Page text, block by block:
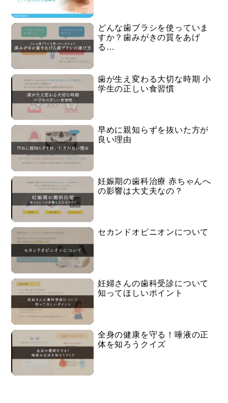
どんな歯ブラシを使っていま
すか？歯みがきの質をあげ
る…
歯が生え変わる大切な時期 小
学生の正しい食習慣
早めに親知らずを抜いた方が
良い理由
妊娠期の歯科治療 赤ちゃんへ
の影響は大丈夫なの？
セカンドオピニオンについて
妊婦さんの歯科受診について
知ってほしいポイント
全身の健康を守る！唾液の正
体を知ろうクイズ